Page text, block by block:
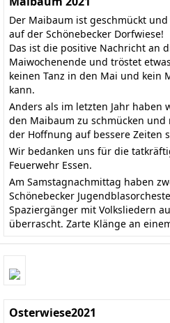
Der Maibaum ist geschmückt
auf der Schönebecker Dorfwiese!
Das ist die positive Nachricht an
Maiwochenende und tröstet
keinen Tanz in den Mai und kein
kann.
Anders als im letzten Jahr haben
den Maibaum zu schmücken
der Hoffnung auf bessere Zeiten
Wir bedanken uns für die
Feuerwehr Essen.
Am Samstagnachmittag haben
Schönebecker
Spaziergänger mit Volksliedern
überrascht. Zarte Klänge an
Osterwiese2021